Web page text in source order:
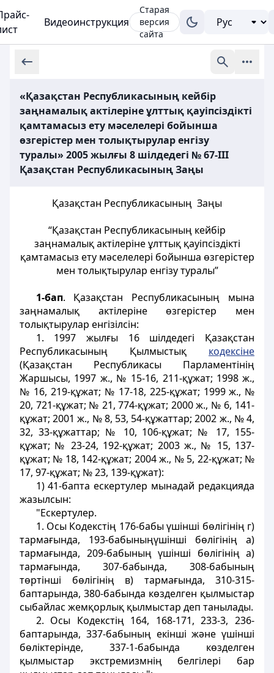
Видеоинструкция
Старая
версия
сайта
«Қазақстан Республикасының кейбір
заңнамалық актілеріне ұлттық қауіпсіздікті
қамтамасыз ету мәселелері бойынша
өзгерістер мен толықтырулар енгізу
туралы» 2005 жылғы 8 шілдедегі № 67-III
Қазақстан Республикасының Заңы
Қазақстан Республикасының Заңы
“Қазақстан Республикасының кейбір
заңнамалық актілеріне ұлттық қауіпсіздікті
қамтамасыз ету мәселелері бойынша өзгерістер
мен толықтырулар енгізу туралы”
1-бап. Қазақстан Республикасының мына
заңнамалық актілеріне өзгерістер мен
толықтырулар енгізілсін:
1. 1997 жылғы 16 шілдедегі Қазақстан
Республикасының Қылмыстық кодексіне
(Қазақстан Республикасы Парламентiнiң
Жаршысы, 1997 ж., № 15-16, 211-құжат; 1998 ж.,
№ 16, 219-құжат; № 17-18, 225-құжат; 1999 ж., №
20, 721-құжат; № 21, 774-құжат; 2000 ж., № 6, 141-
құжат; 2001 ж., № 8, 53, 54-құжаттар; 2002 ж., № 4,
32, 33-құжаттар; № 10, 106-құжат; № 17, 155-
құжат; № 23-24, 192-құжат; 2003 ж., № 15, 137-
құжат; № 18, 142-құжат; 2004 ж., № 5, 22-құжат; №
17, 97-құжат; № 23, 139-құжат):
1) 41-бапта ескертулер мынадай редакцияда
жазылсын:
"Ескертулер.
1. Осы Кодекстiң 176-бабы үшінші бөлігінің г)
тармағында, 193-бабыныңүшiншi бөлiгiнiң а)
тармағында, 209-бабының үшінші бөлігінiң а)
тармағында, 307-бабында, 308-бабының
төртiншi бөлiгiнiң в) тармағында, 310-315-
баптарында, 380-бабында көзделген қылмыстар
сыбайлас жемқорлық қылмыстар деп танылады.
2. Осы Кодекстiң 164, 168-171, 233-3, 236-
баптарында, 337-бабының екiншi және үшінші
бөлiктерiнде, 337-1-бабында көзделген
қылмыстар экстремизмнің белгiлерi бар